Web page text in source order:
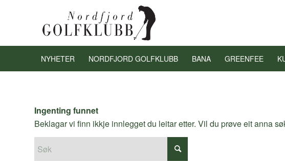
NYHETER NORDFJORD GOLFKLUBB BANA GREENFEE
Ingenting funnet
Beklagar vi finn ikkje innlegget du leitar etter. Vil du prøve eit anna